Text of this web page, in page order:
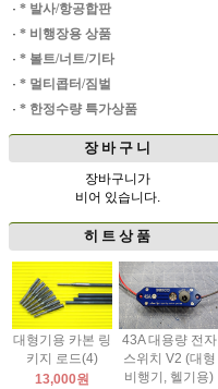
· * 발사/항공합판
· * 비행장용 상품
· * 볼트/너트/기타
· * 멀티콥터/짐벌
· * 한정수량 특가상품
장 바 구 니
장바구니가
비어 있습니다.
히 트 상 품
대형기용 카본 링
키지 로드(4)
13,000원
43A 대용량 전자
스위치 V2 (대형
비행기, 헬기용)